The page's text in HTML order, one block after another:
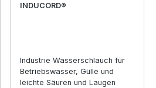
INDUCORD®
Industrie Wasserschlauch für
Betriebswasser, Gülle und
leichte Säuren und Laugen